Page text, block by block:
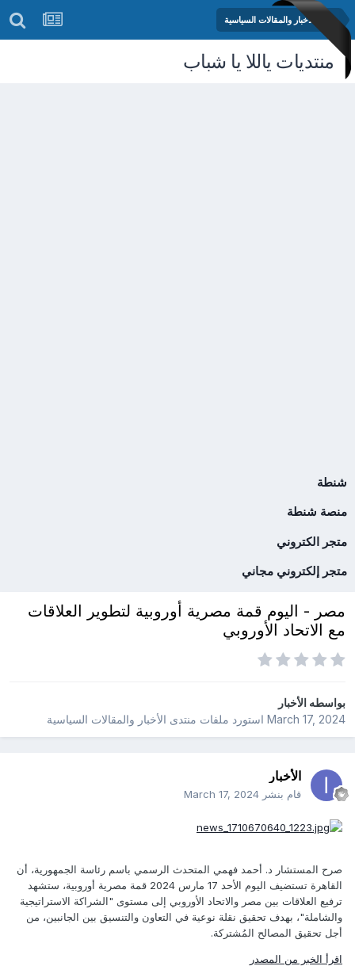
منتدى الأخبار والمقالات السياسية
منتديات ياللا يا شباب
شنطة
منصة شنطة
متجر الكتروني
متجر إلكتروني مجاني
مصر - اليوم قمة مصرية أوروبية لتطوير العلاقات
مع الاتحاد الأوروبي
بواسطهالأخبار
March 17, 2024استورد ملفات منتدى الأخبار والمقالات السياسية
الأخبار
قام بنشر March 17, 2024
صرح المستشار د. أحمد فهمي المتحدث الرسمي باسم رئاسة الجمهورية، أن
القاهرة تستضيف اليوم الأحد 17 مارس 2024 قمة مصرية أوروبية، ستشهد
ترفيع العلاقات بين مصر والاتحاد الأوروبي إلى مستوى "الشراكة الاستراتيجية
والشاملة"، بهدف تحقيق نقلة نوعية في التعاون والتنسيق بين الجانبين، من
أجل تحقيق المصالح المُشتركة.
اقرأ الخبر من المصدر